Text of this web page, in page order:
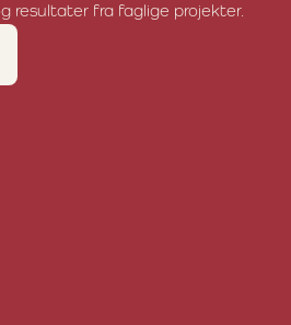
resultater fra faglige projekter.